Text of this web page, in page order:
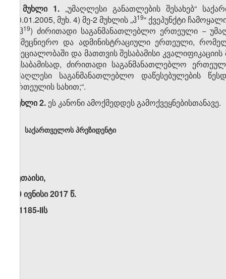
მუხლი 1. „უმაღლესი განათლების შესახებ“
10.01.2005, მუხ. 4) მე-2 მუხლის „ჰ​19“ ქვეპუნქტი
„ჰ​19) ძირითადი საგანმანათლებლო ერთეული −
სამეცნიერო და ადმინისტრაციული ერთეული,
სპეციალობაში და მათთვის შესაბამისი
შესაბამისად, ძირითადი საგანმანათლებლო
უმაღლესი საგანმანათლებლო დაწესებულების
ერთეულის სახით;“.
მუხლი 2. ეს კანონი ამოქმედდეს გამოქვეყნებისთანავე.
საქართველოს პრეზიდენტი
ქუთაისი,
30 ივნისი 2017 წ.
N1185-IIს